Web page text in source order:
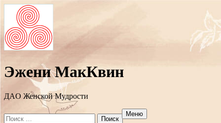
Эжени МакКвин
ДAO Женской Мудрости
Search
Меню